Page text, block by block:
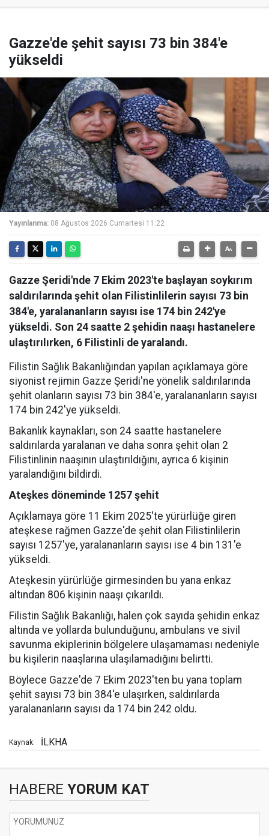
Gazze'de şehit sayısı 73 bin 384'e
yükseldi
Yayınlanma: 08 Ağustos 2026 Cumartesi 11:22
Gazze Şeridi'nde 7 Ekim 2023'te başlayan soykırım
saldırılarında şehit olan Filistinlilerin sayısı 73 bin
384'e, yaralananların sayısı ise 174 bin 242'ye
yükseldi. Son 24 saatte 2 şehidin naaşı hastanelere
ulaştırılırken, 6 Filistinli de yaralandı.
Filistin Sağlık Bakanlığından yapılan açıklamaya göre
siyonist rejimin Gazze Şeridi'ne yönelik saldırılarında
şehit olanların sayısı 73 bin 384'e, yaralananların sayısı
174 bin 242'ye yükseldi.
Bakanlık kaynakları, son 24 saatte hastanelere
saldırılarda yaralanan ve daha sonra şehit olan 2
Filistinlinin naaşının ulaştırıldığını, ayrıca 6 kişinin
yaralandığını bildirdi.
Ateşkes döneminde 1257 şehit
Açıklamaya göre 11 Ekim 2025'te yürürlüğe giren
ateşkese rağmen Gazze'de şehit olan Filistinlilerin
sayısı 1257'ye, yaralananların sayısı ise 4 bin 131'e
yükseldi.
Ateşkesin yürürlüğe girmesinden bu yana enkaz
altından 806 kişinin naaşı çıkarıldı.
Filistin Sağlık Bakanlığı, halen çok sayıda şehidin enkaz
altında ve yollarda bulunduğunu, ambulans ve sivil
savunma ekiplerinin bölgelere ulaşamaması nedeniyle
bu kişilerin naaşlarına ulaşılamadığını belirtti.
Böylece Gazze'de 7 Ekim 2023'ten bu yana toplam
şehit sayısı 73 bin 384'e ulaşırken, saldırılarda
yaralananların sayısı da 174 bin 242 oldu.
Kaynak: İLKHA
HABERE YORUM KAT